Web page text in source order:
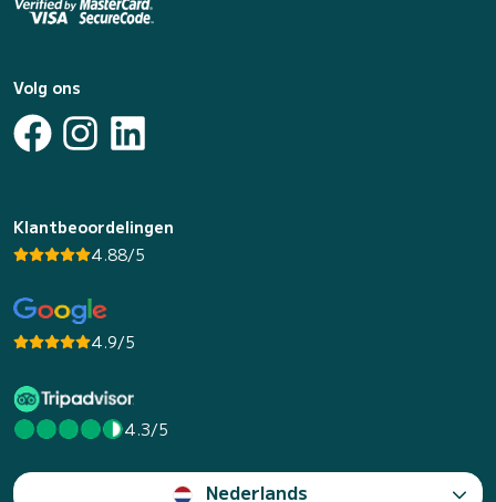
Volg ons
Klantbeoordelingen
4.88/5
4.9/5
4.3/5
Nederlands